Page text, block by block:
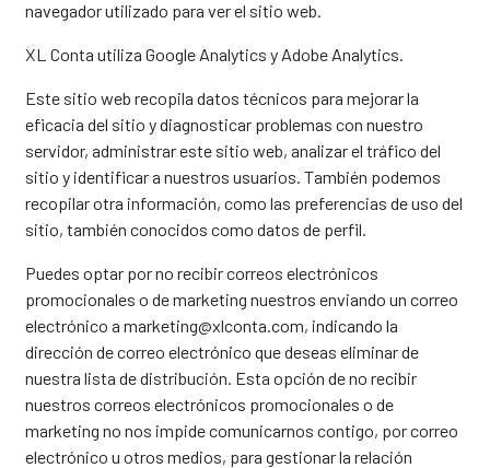
navegador utilizado para ver el sitio web.
XL Conta utiliza Google Analytics y Adobe Analytics.
Este sitio web recopila datos técnicos para mejorar la
eficacia del sitio y diagnosticar problemas con nuestro
servidor, administrar este sitio web, analizar el tráfico del
sitio y identificar a nuestros usuarios. También podemos
recopilar otra información, como las preferencias de uso del
sitio, también conocidos como datos de perfil.
Puedes optar por no recibir correos electrónicos
promocionales o de marketing nuestros enviando un correo
electrónico a marketing@xlconta.com, indicando la
dirección de correo electrónico que deseas eliminar de
nuestra lista de distribución. Esta opción de no recibir
nuestros correos electrónicos promocionales o de
marketing no nos impide comunicarnos contigo, por correo
electrónico u otros medios, para gestionar la relación